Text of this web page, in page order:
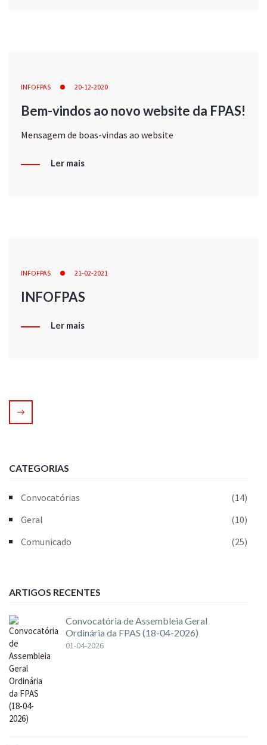
INFOFPAS 20-12-2020
Bem-vindos ao novo website da FPAS!
Mensagem de boas-vindas ao website
Ler mais
INFOFPAS 21-02-2021
INFOFPAS
Ler mais
CATEGORIAS
Convocatórias
(14)
Geral
(10)
Comunicado
(25)
ARTIGOS RECENTES
Convocatória de Assembleia Geral
Ordinária da FPAS (18-04-2026)
01-04-2026